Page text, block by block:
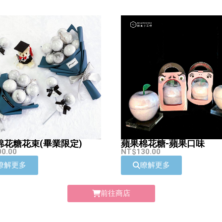
花糖花束(畢業限定)
解更多
蘋果棉花糖-蘋果口味
NT$130.00
瞭解更多
前往商店